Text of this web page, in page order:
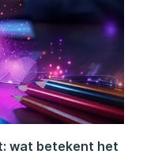
wat betekent het